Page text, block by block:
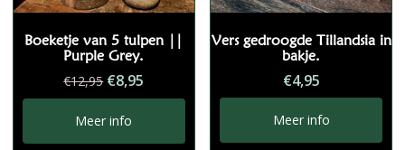
Boeketje van 5 tulpen ||
Purple Grey.
€12,95 Oorspronkelijke
prijs
was:
€12,95.
€8,95
prijs
€8,95.
Meer info
Vers gedroogde Tillandsia in
bakje.
€4,95
Meer info